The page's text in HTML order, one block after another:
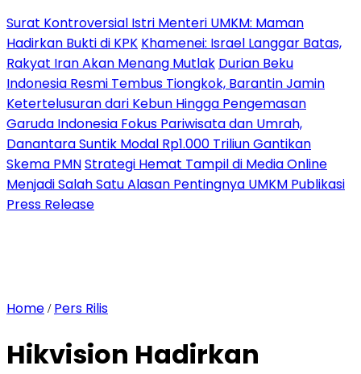
Surat Kontroversial Istri Menteri UMKM: Maman
Hadirkan Bukti di KPK Khamenei: Israel Langgar Batas,
Rakyat Iran Akan Menang Mutlak Durian Beku
Indonesia Resmi Tembus Tiongkok, Barantin Jamin
Ketertelusuran dari Kebun Hingga Pengemasan
Garuda Indonesia Fokus Pariwisata dan Umrah,
Danantara Suntik Modal Rp1.000 Triliun Gantikan
Skema PMNStrategi Hemat Tampil di Media Online
Menjadi Salah Satu Alasan Pentingnya UMKM Publikasi
Press Release
Home / Pers Rilis
Hikvision Hadirkan